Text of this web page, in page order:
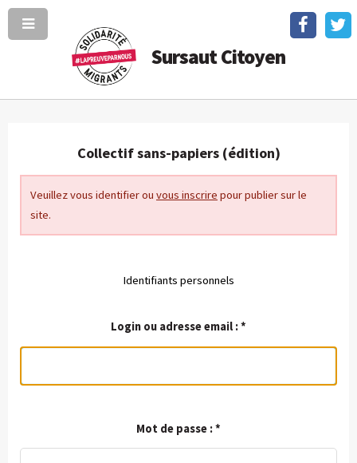
Sursaut Citoyen
Collectif sans-papiers (édition)
Veuillez vous identifier ou vous inscrire pour publier sur le
site.
Identifiants personnels
Login ou adresse email :*
Mot de passe :*